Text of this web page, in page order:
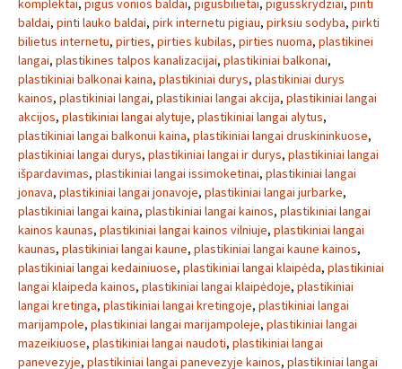
komplektai, pigus vonios baldai, pigusbilietai, pigusskrydziai, pinti
baldai, pinti lauko baldai, pirk internetu pigiau, pirksiu sodyba, pirkti
bilietus internetu, pirties, pirties kubilas, pirties nuoma, plastikinei
langai, plastikines talpos kanalizacijai, plastikiniai balkonai,
plastikiniai balkonai kaina, plastikiniai durys, plastikiniai durys
kainos, plastikiniai langai, plastikiniai langai akcija, plastikiniai langai
akcijos, plastikiniai langai alytuje, plastikiniai langai alytus,
plastikiniai langai balkonui kaina, plastikiniai langai druskininkuose,
plastikiniai langai durys, plastikiniai langai ir durys, plastikiniai langai
išpardavimas, plastikiniai langai issimoketinai, plastikiniai langai
jonava, plastikiniai langai jonavoje, plastikiniai langai jurbarke,
plastikiniai langai kaina, plastikiniai langai kainos, plastikiniai langai
kainos kaunas, plastikiniai langai kainos vilniuje, plastikiniai langai
kaunas, plastikiniai langai kaune, plastikiniai langai kaune kainos,
plastikiniai langai kedainiuose, plastikiniai langai klaipėda, plastikiniai
langai klaipeda kainos, plastikiniai langai klaipėdoje, plastikiniai
langai kretinga, plastikiniai langai kretingoje, plastikiniai langai
marijampole, plastikiniai langai marijampoleje, plastikiniai langai
mazeikiuose, plastikiniai langai naudoti, plastikiniai langai
panevezyje, plastikiniai langai panevezyje kainos, plastikiniai langai